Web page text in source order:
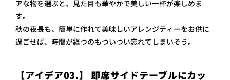
アな物を選ぶと、見た目も華やかで美しい一杯が楽しめま
す。
秋の夜長も、簡単に作れて美味しいアレンジティーをお供に
過ごせば、時間が経つのもついつい忘れてしまいそう。
【アイデア03.】 即席サイドテーブルにカッ